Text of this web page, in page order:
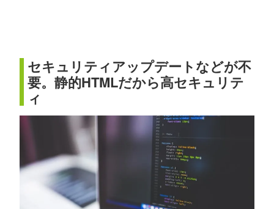
セキュリティアップデートなどが不
要。静的HTMLだから高セキュリテ
ィ